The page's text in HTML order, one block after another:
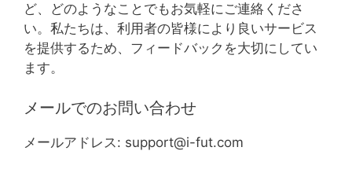
ど、どのようなことでもお気軽にご連絡くださ
い。私たちは、利用者の皆様により良いサービス
を提供するため、フィードバックを大切にしてい
ます。
メールでのお問い合わせ
メールアドレス: support@i-fut.com